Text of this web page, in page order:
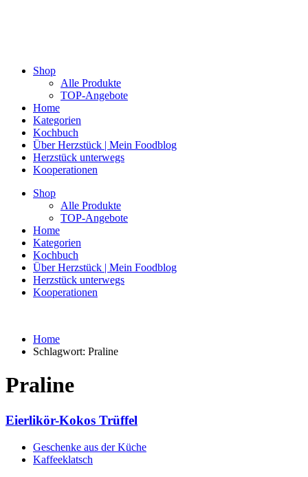
Shop
Alle Produkte
TOP-Angebote
Home
Kategorien
Kochbuch
Über Herzstück | Mein Foodblog
Herzstück unterwegs
Kooperationen
Shop
Alle Produkte
TOP-Angebote
Home
Kategorien
Kochbuch
Über Herzstück | Mein Foodblog
Herzstück unterwegs
Kooperationen
Home
Schlagwort: Praline
Praline
Eierlikör-Kokos Trüffel
Geschenke aus der Küche
Kaffeeklatsch